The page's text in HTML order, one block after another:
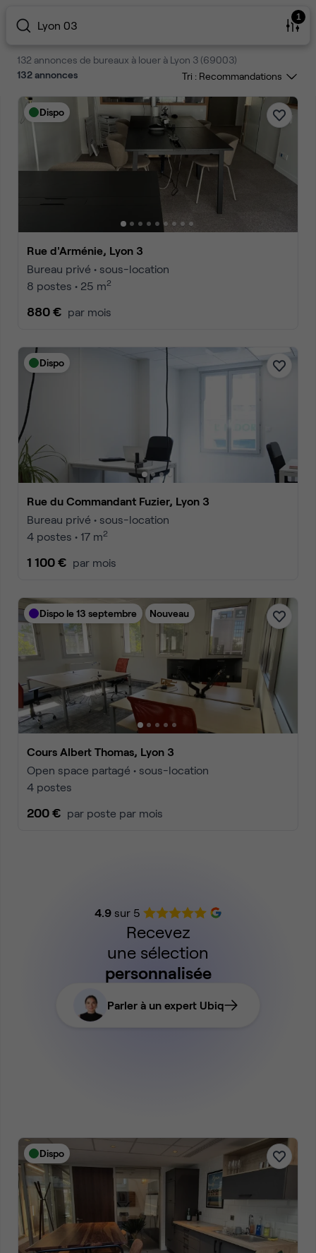
Lyon 03
1
132 annonces de bureaux à louer à Lyon 3 (69003)
132annonces Tri :
Dispo
Rue d'Arménie, Lyon 3
Bureau privé • sous-location
8 postes • 25 m2
880 € par mois
Dispo
Rue du Commandant Fuzier, Lyon 3
Bureau privé • sous-location
4 postes • 17 m2
1 100 € par mois
Dispo le 13 septembre Nouveau
Cours Albert Thomas, Lyon 3
Open space partagé • sous-location
4 postes
200 € par poste par mois
4.9sur 5
Recevez
une sélection
personnalisée
Parler à un expert Ubiq
Dispo